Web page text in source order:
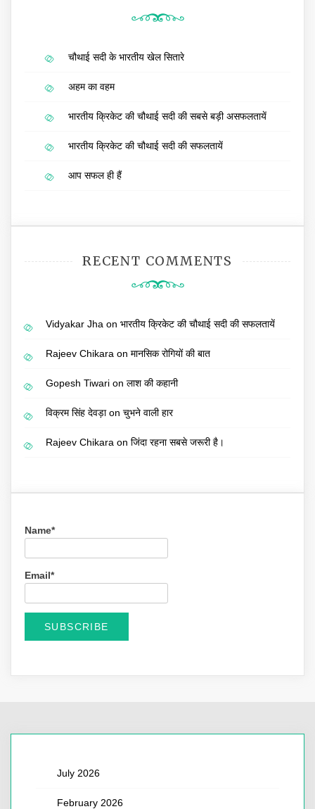
चौथाई सदी के भारतीय खेल सितारे
अहम का वहम
भारतीय क्रिकेट की चौथाई सदी की सबसे बड़ी असफलतायें
भारतीय क्रिकेट की चौथाई सदी की सफलतायें
आप सफल ही हैं
RECENT COMMENTS
Vidyakar Jha on भारतीय क्रिकेट की चौथाई सदी की सफलतायें
Rajeev Chikara on मानसिक रोगियों की बात
Gopesh Tiwari on लाश की कहानी
विक्रम सिंह देवड़ाon चुभने वाली हार
Rajeev Chikara on जिंदा रहना सबसे जरूरी है।
Name*
Email*
July 2026
February 2026